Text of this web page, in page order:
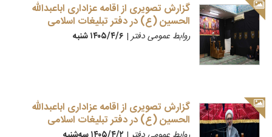
گزارش تصویری از اقامه عزاداری اباعبدالله
الحسین (ع) در دفتر تبلیغات اسلامی
روابط عمومی دفتر| ۱۴۰۵/۴/۶ شنبه
گزارش تصویری از اقامه عزاداری اباعبدالله
الحسین (ع) در دفتر تبلیغات اسلامی